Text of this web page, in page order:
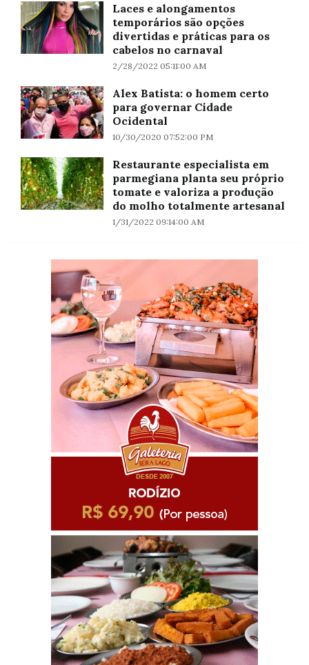
Laces e alongamentos
temporários são opções
divertidas e práticas para os
cabelos no carnaval
2/28/2022 05:11:00 AM
Alex Batista: o homem certo
para governar Cidade
Ocidental
10/30/2020 07:52:00 PM
Restaurante especialista em
parmegiana planta seu próprio
tomate e valoriza a produção
do molho totalmente artesanal
1/31/2022 09:14:00 AM